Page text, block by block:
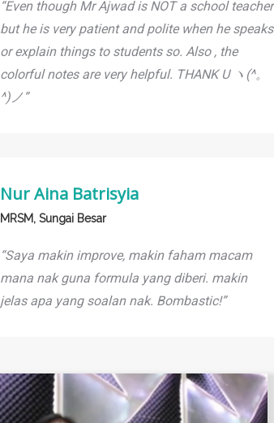
“Even though Mr Ajwad is NOT a school teacher
but he is very patient and polite when he speaks
or explain things to students so. Also , the
colorful notes are very helpful. THANK U ヽ(^。
^)ノ”
Nur Aina Batrisyia
MRSM, Sungai Besar
“Saya makin improve, makin faham macam
mana nak guna formula yang diberi. makin
jelas apa yang soalan nak. Bombastic!”